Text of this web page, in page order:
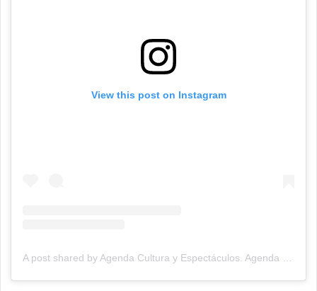
View this post on Instagram